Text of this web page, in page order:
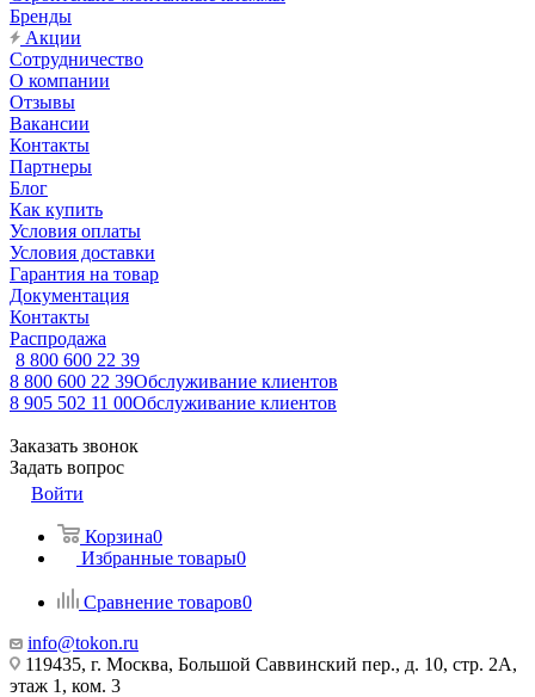
Бренды
Акции
Сотрудничество
О компании
Отзывы
Вакансии
Контакты
Партнеры
Блог
Как купить
Условия оплаты
Условия доставки
Гарантия на товар
Документация
Контакты
Распродажа
8 800 600 22 39
8 800 600 22 39Обслуживание клиентов
8 905 502 11 00Обслуживание клиентов
Заказать звонок
Задать вопрос
Войти
Корзина0
Избранные товары0
Сравнение товаров0
info@tokon.ru
119435, г. Москва, Большой Саввинский пер., д. 10, стр. 2А,
этаж 1, ком. 3